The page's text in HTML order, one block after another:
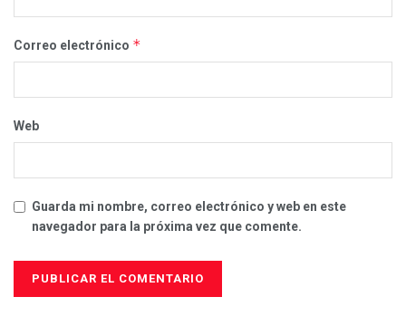
Correo electrónico *
Web
Guarda mi nombre, correo electrónico y web en este
navegador para la próxima vez que comente.